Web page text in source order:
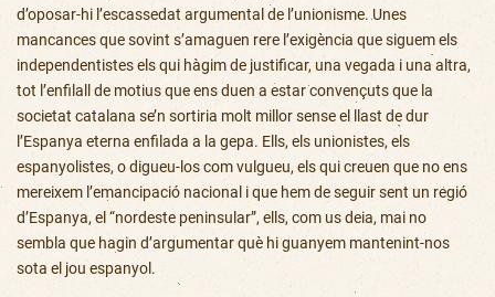
d’oposar-hi l’escassedat argumental de l’unionisme. Unes
mancances que sovint s’amaguen rere l’exigència que siguem els
independentistes els qui hàgim de justificar, una vegada i una altra,
tot l’enfilall de motius que ens duen a estar convençuts que la
societat catalana se’n sortiria molt millor sense el llast de dur
l’Espanya eterna enfilada a la gepa. Ells, els unionistes, els
espanyolistes, o digueu-los com vulgueu, els qui creuen que no ens
mereixem l’emancipació nacional i que hem de seguir sent un regió
d’Espanya, el “nordeste peninsular”, ells, com us deia, mai no
sembla que hagin d’argumentar què hi guanyem mantenint-nos
sota el jou espanyol.